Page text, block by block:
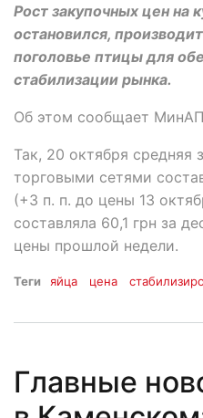
Рост закупочных цен на
остановился,
поголовье птицы для
стабилизации рынка.
Об этом сообщает
Так, 20 октября средняя
торговыми сетями
(+3 п. п. до цены 13
составляла 60,1 грн за
цены прошлой недели.
Теги яйца цена
Главные